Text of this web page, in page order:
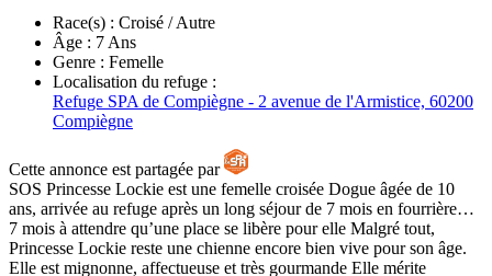
Race(s) : Croisé / Autre
Âge : 7 Ans
Genre : Femelle
Localisation du refuge :
Refuge SPA de Compiègne - 2 avenue de l'Armistice, 60200
Compiègne
Cette annonce est partagée par
SOS Princesse Lockie est une femelle croisée Dogue âgée de 10
ans, arrivée au refuge après un long séjour de 7 mois en fourrière…
7 mois à attendre qu’une place se libère pour elle Malgré tout,
Princesse Lockie reste une chienne encore bien vive pour son âge.
Elle est mignonne, affectueuse et très gourmande Elle mérite